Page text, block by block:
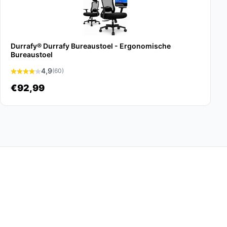
Durrafy® Durrafy Bureaustoel - Ergonomische
Bureaustoel
4,9(60)
€92,99